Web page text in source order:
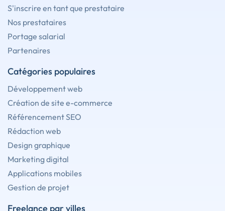
S'inscrire en tant que prestataire
Nos prestataires
Portage salarial
Partenaires
Catégories populaires
Développement web
Création de site e-commerce
Référencement SEO
Rédaction web
Design graphique
Marketing digital
Applications mobiles
Gestion de projet
Freelance par villes